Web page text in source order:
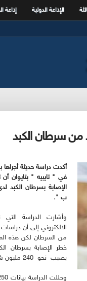
الإذاعة الدولية إذاعة
من سرطان الكبد
أكدت دراسة حديثة
في " تايبيه " بتايوان
الإصابة بسرطان الكبد
ب ".
وأشارت الدراسة
الالكتروني إلى أن
من السرطان لكن هذه
خطر الإصابة بسرطان
يصيب نحو 240 مليون شخص حول العالم .